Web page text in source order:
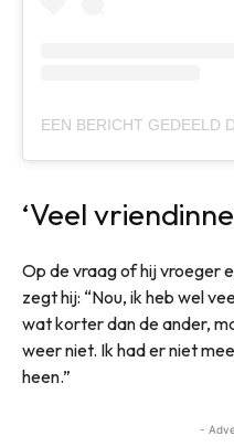
‘Veel
Op de vraag of hij vroeger
zegt hij: “Nou, ik heb wel
wat korter dan de ander,
weer niet. Ik had er niet
heen.”
-